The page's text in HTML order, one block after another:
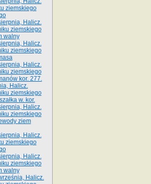
ziemskiego
Halicz.
ziemskiego
walny
Halicz.
ziemskiego
Halicz.
ziemskiego
kor. 277.
Halicz.
ziemskiego
w. kor.
Halicz.
ziemskiego
ziem
Halicz.
ziemskiego
Halicz.
ziemskiego
walny
Halicz.